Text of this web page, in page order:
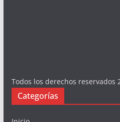
Todos los derechos
Categorías